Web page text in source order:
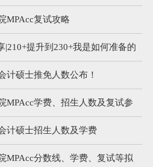
MPAcc复试攻略
|210+提升到230+我是如何准备的
计硕士推免人数公布！
MPAcc学费、招生人数及复试参
计硕士招生人数及学费
MPAcc分数线、学费、复试等拟